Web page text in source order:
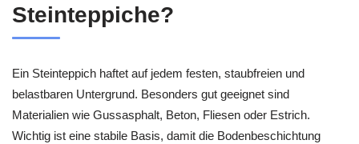
Steinteppiche?
Ein Steinteppich haftet auf jedem festen, staubfreien und
belastbaren Untergrund. Besonders gut geeignet sind
Materialien wie Gussasphalt, Beton, Fliesen oder Estrich.
Wichtig ist eine stabile Basis, damit die Bodenbeschichtung